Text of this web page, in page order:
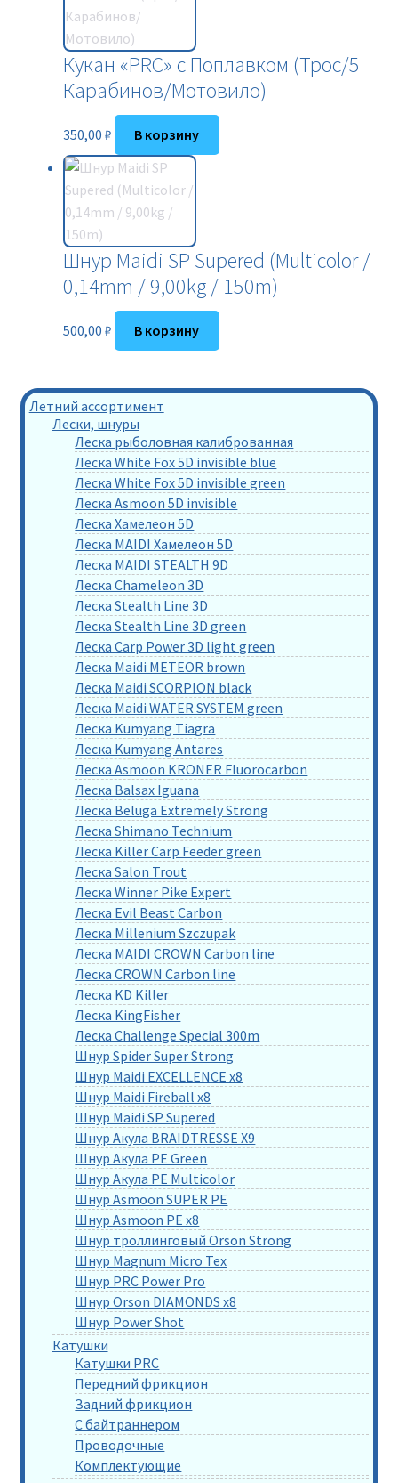
Кукан «PRC» с Поплавком (Трос/5
Карабинов/Мотовило)
350,00 ₽ В корзину
Шнур Maidi SP Supered (Multicolor /
0,14mm / 9,00kg / 150m)
500,00 ₽ В корзину
Летний ассортимент
Лески, шнуры
Леска рыболовная калиброванная
Леска White Fox 5D invisible blue
Леска White Fox 5D invisible green
Леска Asmoon 5D invisible
Леска Хамелеон 5D
Леска MAIDI Хамелеон 5D
Леска MAIDI STEALTH 9D
Леска Chameleon 3D
Леска Stealth Line 3D
Леска Stealth Line 3D green
Леска Carp Power 3D light green
Леска Maidi METEOR brown
Леска Maidi SCORPION black
Леска Maidi WATER SYSTEM green
Леска Kumyang Tiagra
Леска Kumyang Antares
Леска Asmoon KRONER Fluorocarbon
Леска Balsax Iguana
Леска Beluga Extremely Strong
Леска Shimano Technium
Леска Killer Carp Feeder green
Леска Salon Trout
Леска Winner Pike Expert
Леска Evil Beast Carbon
Леска Millenium Szczupak
Леска MAIDI CROWN Carbon line
Леска CROWN Carbon line
Леска KD Killer
Леска KingFisher
Леска Challenge Special 300m
Шнур Spider Super Strong
Шнур Maidi EXCELLENCE x8
Шнур Maidi Fireball x8
Шнур Maidi SP Supered
Шнур Акула BRAIDTRESSE X9
Шнур Акула PE Green
Шнур Акула PE Multicolor
Шнур Asmoon SUPER PE
Шнур Asmoon PE x8
Шнур троллинговый Orson Strong
Шнур Magnum Micro Tex
Шнур PRC Power Pro
Шнур Orson DIAMONDS x8
Шнур Power Shot
Катушки
Катушки PRC
Передний фрикцион
Задний фрикцион
С байтраннером
Проводочные
Комплектующие